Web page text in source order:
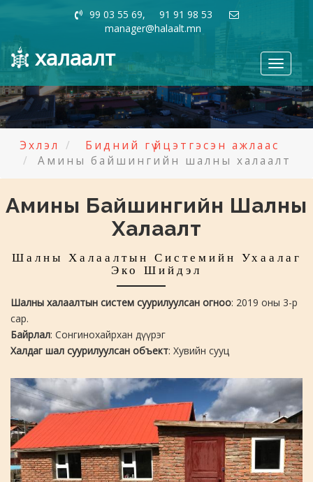
99 03 55 69, 91 91 98 53
manager@halaalt.mn
Toggle
халаалт
Эхлэл
Бидний гүйцэтгэсэн ажлаас
Амины байшингийн шалны халаалт
Амины Байшингийн Шалны
Халаалт
Шалны Халаалтын Системийн Ухаалаг
Эко Шийдэл
Шалны халаалтын систем суурилуулсан огноо: 2019 оны 3-р
сар.
Байрлал: Сонгинохайрхан дүүрэг
Халдаг шал суурилуулсан объект: Хувийн сууц